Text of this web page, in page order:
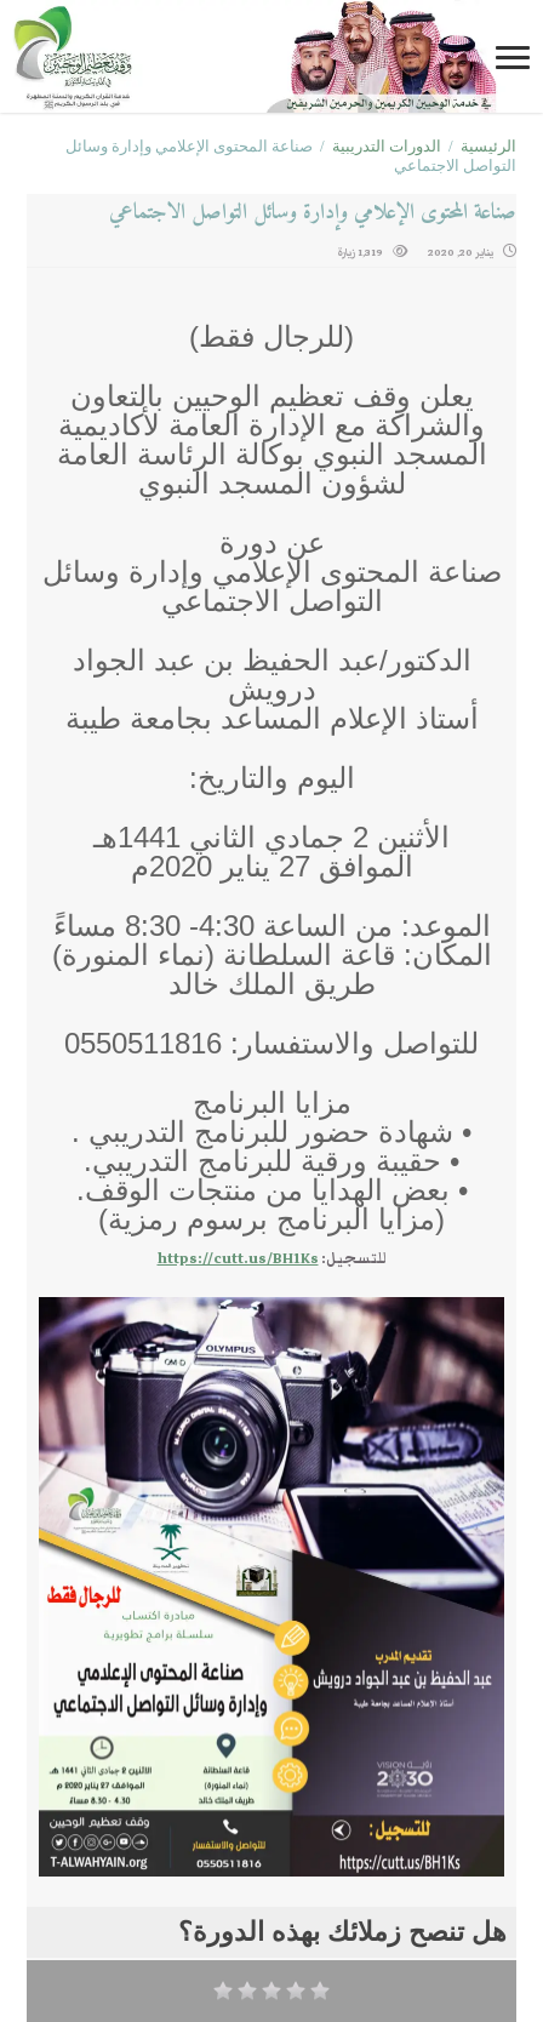
الرئيسية / الدورات التدريبية / صناعة المحتوى الإعلامي وإدارة وسائل
التواصل الاجتماعي
صناعة المحتوى الإعلامي وإدارة وسائل التواصل الاجتماعي
يناير 20, 2020 1,319 زيارة
(للرجال فقط)
يعلن وقف تعظيم الوحيين بالتعاون
والشراكة مع الإدارة العامة لأكاديمية
المسجد النبوي بوكالة الرئاسة العامة
لشؤون المسجد النبوي
عن دورة
صناعة المحتوى الإعلامي وإدارة وسائل
التواصل الاجتماعي
الدكتور/عبد الحفيظ بن عبد الجواد
درويش
أستاذ الإعلام المساعد بجامعة طيبة
اليوم والتاريخ:
الأثنين 2 جمادي الثاني 1441هـ
الموافق 27 يناير 2020م
الموعد: من الساعة 4:30- 8:30 مساءً
المكان: قاعة السلطانة (نماء المنورة)
طريق الملك خالد
للتواصل والاستفسار: 0550511816
مزايا البرنامج
• شهادة حضور للبرنامج التدريبي .
• حقيبة ورقية للبرنامج التدريبي.
• بعض الهدايا من منتجات الوقف.
(مزايا البرنامج برسوم رمزية)
للتسجيل: https://cutt.us/BH1Ks
هل تنصح زملائك بهذه الدورة؟